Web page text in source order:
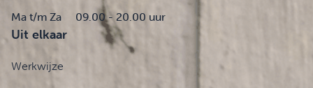
Ma t/m Za 09.00 - 20.00 uur
Uit elkaar
Werkwijze